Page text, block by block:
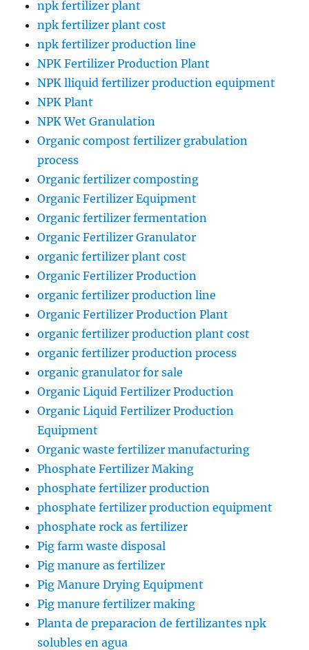
npk fertilizer plant
npk fertilizer plant cost
npk fertilizer production line
NPK Fertilizer Production Plant
NPK lliquid fertilizer production equipment
NPK Plant
NPK Wet Granulation
Organic compost fertilizer grabulation
process
Organic fertilizer composting
Organic Fertilizer Equipment
Organic fertilizer fermentation
Organic Fertilizer Granulator
organic fertilizer plant cost
Organic Fertilizer Production
organic fertilizer production line
Organic Fertilizer Production Plant
organic fertilizer production plant cost
organic fertilizer production process
organic granulator for sale
Organic Liquid Fertilizer Production
Organic Liquid Fertilizer Production
Equipment
Organic waste fertilizer manufacturing
Phosphate Fertilizer Making
phosphate fertilizer production
phosphate fertilizer production equipment
phosphate rock as fertilizer
Pig farm waste disposal
Pig manure as fertilizer
Pig Manure Drying Equipment
Pig manure fertilizer making
Planta de preparacion de fertilizantes npk
solubles en agua